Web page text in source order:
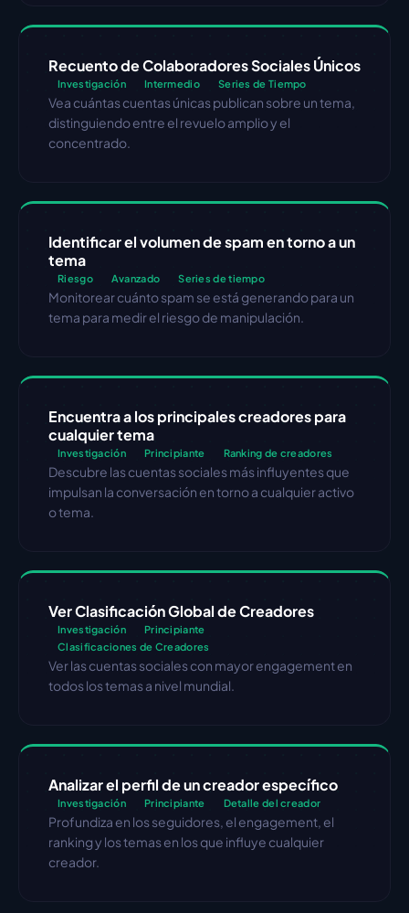
Recuento de Colaboradores Sociales Únicos
Investigación Intermedio Series de Tiempo
Vea cuántas cuentas únicas publican sobre un tema,
distinguiendo entre el revuelo amplio y el
concentrado.
Identificar el volumen de spam en torno a un
tema
Riesgo Avanzado Series de tiempo
Monitorear cuánto spam se está generando para un
tema para medir el riesgo de manipulación.
Encuentra a los principales creadores para
cualquier tema
Investigación Principiante Ranking de creadores
Descubre las cuentas sociales más influyentes que
impulsan la conversación en torno a cualquier activo
o tema.
Ver Clasificación Global de Creadores
Investigación
Principiante
Clasificaciones de Creadores
Ver las cuentas sociales con mayor engagement en
todos los temas a nivel mundial.
Analizar el perfil de un creador específico
Investigación Principiante Detalle del creador
Profundiza en los seguidores, el engagement, el
ranking y los temas en los que influye cualquier
creador.